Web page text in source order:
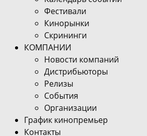
Фестивали
Кинорынки
Скрининги
КОМПАНИИ
Новости компаний
Дистрибьюторы
Релизы
События
Организации
График кинопремьер
Контакты